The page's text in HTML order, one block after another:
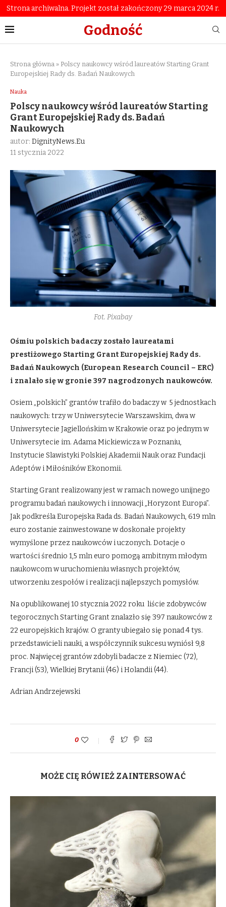
Strona archiwalna. Projekt został zakończony 29 marca 2024 r.
Godność
Strona główna » Polscy naukowcy wśród laureatów Starting Grant
Europejskiej Rady ds. Badań Naukowych
Nauka
Polscy naukowcy wśród laureatów Starting
Grant Europejskiej Rady ds. Badań
Naukowych
autor: DignityNews.eu
11 stycznia 2022
Fot. Pixabay
Ośmiu polskich badaczy zostało laureatami
prestiżowego Starting Grant Europejskiej Rady ds.
Badań Naukowych (European Research Council – ERC)
i znalało się w gronie 397 nagrodzonych naukowców.
Osiem „polskich” grantów trafiło do badaczy w 5 jednostkach
naukowych: trzy w Uniwersytecie Warszawskim, dwa w
Uniwersytecie Jagiellońskim w Krakowie oraz po jednym w
Uniwersytecie im. Adama Mickiewicza w Poznaniu,
Instytucie Slawistyki Polskiej Akademii Nauk oraz Fundacji
Adeptów i Miłośników Ekonomii.
Starting Grant realizowany jest w ramach nowego unijnego
programu badań naukowych i innowacji „Horyzont Europa”.
Jak podkreśla Europejska Rada ds. Badań Naukowych, 619 mln
euro zostanie zainwestowane w doskonałe projekty
wymyślone przez naukowców i uczonych. Dotacje o
wartości średnio 1,5 mln euro pomogą ambitnym młodym
naukowcom w uruchomieniu własnych projektów,
utworzeniu zespołów i realizacji najlepszych pomysłów.
Na opublikowanej 10 stycznia 2022 roku liście zdobywców
tegorocznych Starting Grant znalazło się 397 naukowców z
22 europejskich krajów. O granty ubiegało się ponad 4 tys.
przedstawicieli nauki, a współczynnik sukcesu wyniósł 9,8
proc. Najwięcej grantów zdobyli badacze z Niemiec (72),
Francji (53), Wielkiej Brytanii (46) i Holandii (44).
Adrian Andrzejewski
0
MOŻE CIĘ RÓWIEŻ ZAINTERSOWAĆ